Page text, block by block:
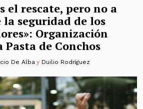
el rescate, pero no a
la seguridad de los
Organización
Pasta de Conchos
De Alba y Duilio Rodríguez